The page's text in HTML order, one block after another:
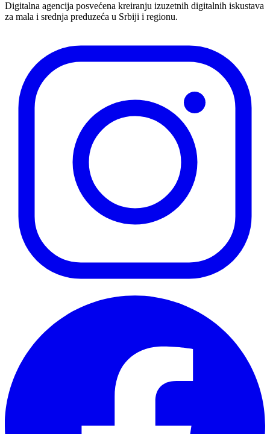
Digitalna agencija posvećena kreiranju izuzetnih digitalnih iskustava
za mala i srednja preduzeća u Srbiji i regionu.